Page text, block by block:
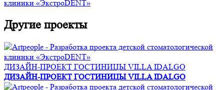
Другие проекты
ДИЗАЙН-ПРОЕКТ ГОСТИНИЦЫ VILLA IDALGO
ДИЗАЙН-ПРОЕКТ ГОСТИНИЦЫ VILLA IDALGO